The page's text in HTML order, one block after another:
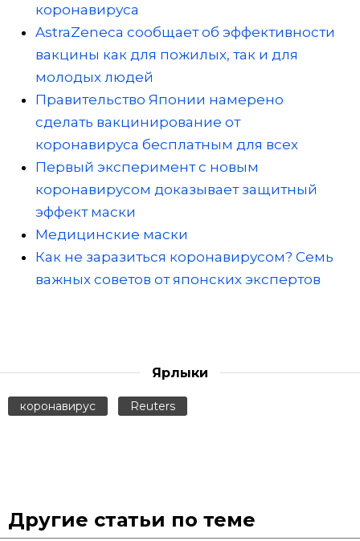
коронавируса
AstraZeneca сообщает об эффективности
вакцины как для пожилых, так и для
молодых людей
Правительство Японии намерено
сделать вакцинирование от
коронавируса бесплатным для всех
Первый эксперимент с новым
коронавирусом доказывает защитный
эффект маски
Медицинские маски
Как не заразиться коронавирусом? Семь
важных советов от японских экспертов
Ярлыки
коронавирус Reuters
Другие статьи по теме